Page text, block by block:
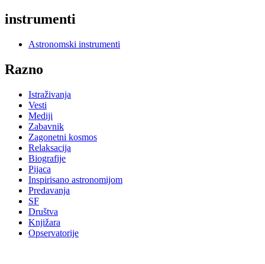
instrumenti
Astronomski instrumenti
Razno
Istraživanja
Vesti
Mediji
Zabavnik
Zagonetni kosmos
Relaksacija
Biografije
Pijaca
Inspirisano astronomijom
Predavanja
SF
Društva
Knjižara
Opservatorije